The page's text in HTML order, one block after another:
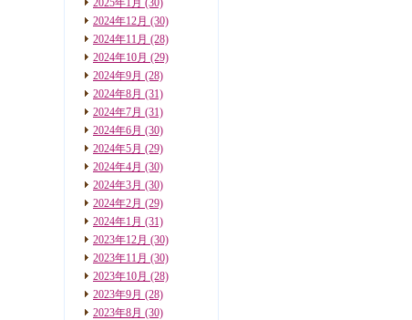
2025年1月 (30)
2024年12月 (30)
2024年11月 (28)
2024年10月 (29)
2024年9月 (28)
2024年8月 (31)
2024年7月 (31)
2024年6月 (30)
2024年5月 (29)
2024年4月 (30)
2024年3月 (30)
2024年2月 (29)
2024年1月 (31)
2023年12月 (30)
2023年11月 (30)
2023年10月 (28)
2023年9月 (28)
2023年8月 (30)